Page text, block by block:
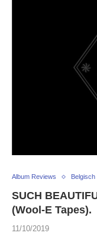
Album Reviews Belgisch
SUCH
(Wool-E Tapes).
11/10/2019